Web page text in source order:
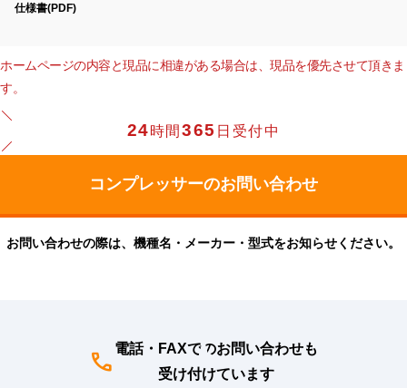
仕様書(PDF)
ホームページの内容と現品に相違がある場合は、現品を優先させて頂きま
す。
24時間365 日受付中
お問い合わせの際は、機種名・メーカー・型式をお知らせください。
電話・FAXでのお問い合わせも
受け付けています